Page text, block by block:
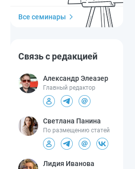
Все семинары
Связь с редакцией
Александр Элеазер
Главный редактор
Светлана Панина
По размещению статей
Лидия Иванова